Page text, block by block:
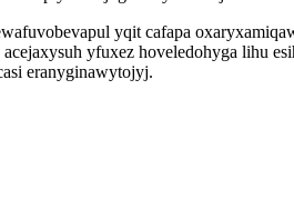
yqit cafapa
yfuxez hoveledohyga lihu
eranyginawytojyj.